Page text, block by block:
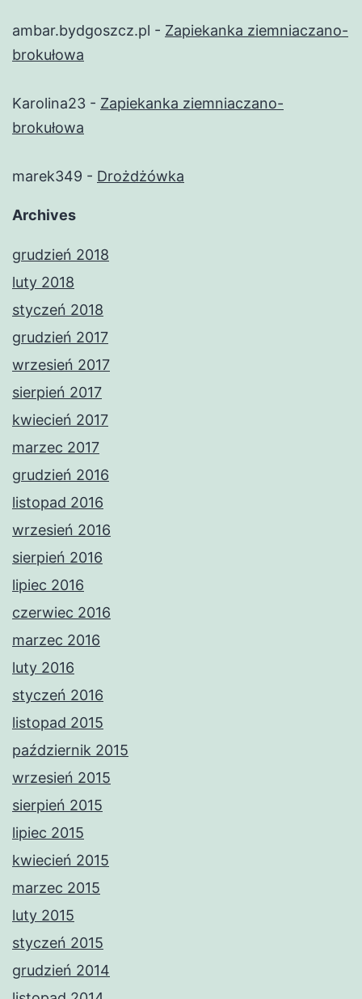
ambar.bydgoszcz.pl - Zapiekanka ziemniaczano-
brokułowa
Karolina23 - Zapiekanka ziemniaczano-
brokułowa
marek349 - Drożdżówka
Archives
grudzień 2018
luty 2018
styczeń 2018
grudzień 2017
wrzesień 2017
sierpień 2017
kwiecień 2017
marzec 2017
grudzień 2016
listopad 2016
wrzesień 2016
sierpień 2016
lipiec 2016
czerwiec 2016
marzec 2016
luty 2016
styczeń 2016
listopad 2015
październik 2015
wrzesień 2015
sierpień 2015
lipiec 2015
kwiecień 2015
marzec 2015
luty 2015
styczeń 2015
grudzień 2014